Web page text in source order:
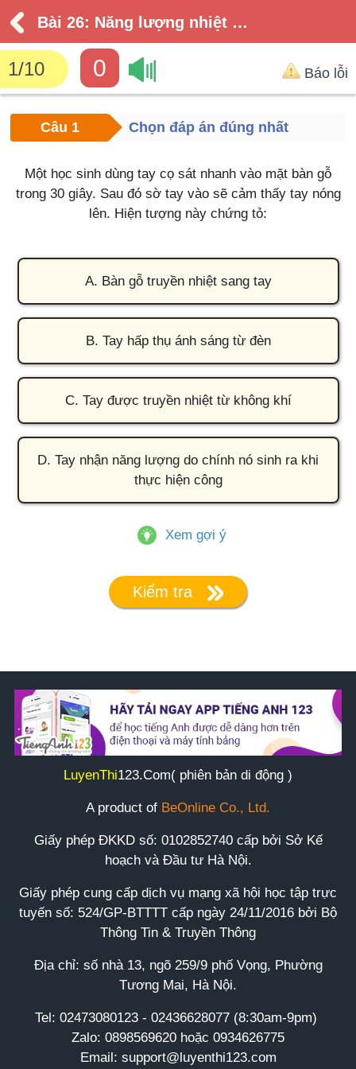
Bài 26: Năng lượng nhiệt và nội năng
1/10 0 Báo lỗi
Câu 1 Chọn đáp án đúng nhất
Một học sinh dùng tay cọ sát nhanh vào mặt bàn gỗ
trong 30 giây. Sau đó sờ tay vào sẽ cảm thấy tay nóng
lên. Hiện tượng này chứng tỏ:
A. Bàn gỗ truyền nhiệt sang tay
B. Tay hấp thụ ánh sáng từ đèn
C. Tay được truyền nhiệt từ không khí
D. Tay nhận năng lượng do chính nó sinh ra khi
thực hiện công
Xem gợi ý
Kiểm tra
LuyenThi123.Com( phiên bản di động )
A product of BeOnline Co., Ltd.
Giấy phép ĐKKD số: 0102852740cấp bởi Sở Kế
hoạch và Đầu tư Hà Nội.
Giấy phép cung cấp dịch vụ mạng xã hội học tập trực
tuyến số: 524/GP-BTTTT cấp ngày 24/11/2016 bởi Bộ
Thông Tin & Truyền Thông
Địa chỉ: số nhà 13, ngõ 259/9 phố Vọng, Phường
Tương Mai, Hà Nội.
Tel: 02473080123 - 02436628077 (8:30am-9pm)
Zalo: 0898569620 hoặc 0934626775
Email: support@luyenthi123.com